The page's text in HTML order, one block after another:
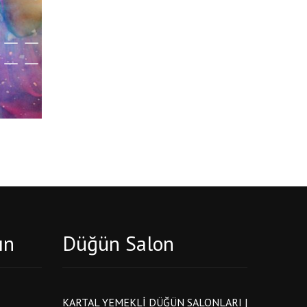
Düğün Salon
KARTAL YEMEKLI DÜĞÜN SALONLARI |